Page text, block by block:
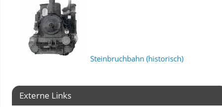
Steinbruchbahn (historisch)
Externe Links